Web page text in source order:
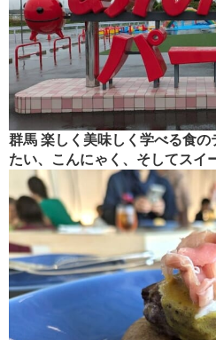
群馬 楽しく美味しく学べる食
たい、こんにゃく、そしてスイ